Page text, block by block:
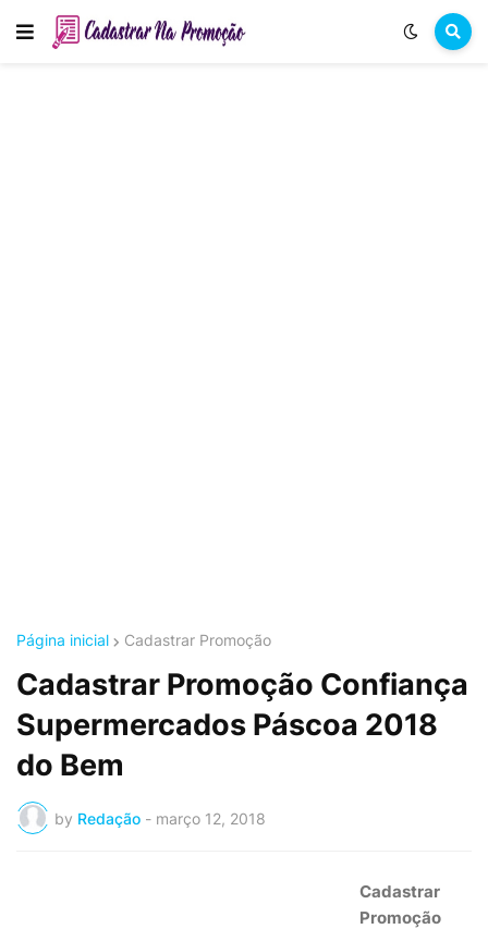
Página inicial Cadastrar Promoção
Cadastrar Promoção Confiança
Supermercados Páscoa 2018
do Bem
by Redação - março 12, 2018
Cadastrar
Promoção